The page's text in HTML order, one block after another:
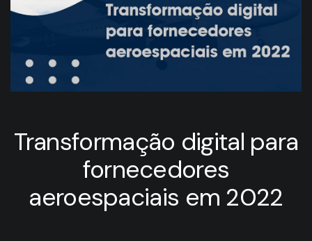
Transformação digital para
fornecedores
aeroespaciais em 2022